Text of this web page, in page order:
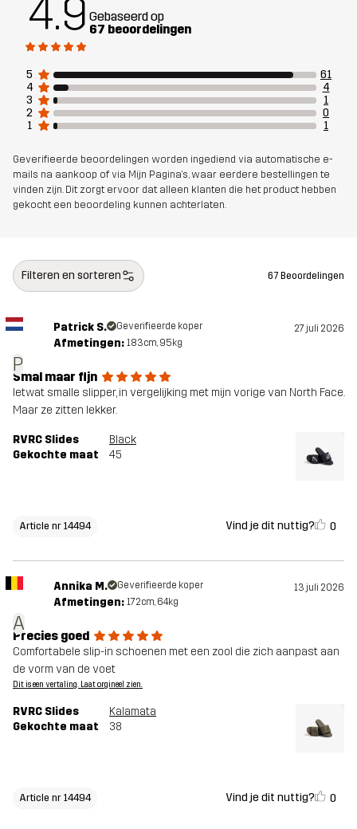
4.9 Gebaseerd op
67 beoordelingen
5
61
4
4
3
1
2
0
1
1
Geverifieerde beoordelingen worden ingediend via automatische e-
mails na aankoop of via Mijn Pagina's, waar eerdere bestellingen te
vinden zijn. Dit zorgt ervoor dat alleen klanten die het product hebben
gekocht een beoordeling kunnen achterlaten.
Filteren en sorteren 67 Beoordelingen
P
Patrick S. Geverifieerde koper 27 juli 2026
Afmetingen: 183cm, 95kg
Smal maar fijn
Ietwat smalle slipper, in vergelijking met mijn vorige van North Face.
Maar ze zitten lekker.
RVRC Slides
Black
Gekochte maat
45
Article nr 14494 Vind je dit nuttig? 0
A
Annika M. Geverifieerde koper 13 juli 2026
Afmetingen: 172cm, 64kg
Precies goed
Comfortabele slip-in schoenen met een zool die zich aanpast aan
de vorm van de voet
Dit is een vertaling. Laat orgineel zien.
RVRC Slides
Kalamata
Gekochte maat
38
Article nr 14494 Vind je dit nuttig? 0